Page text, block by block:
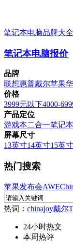
笔记本电脑品牌大全
笔记本电脑报价
品牌
联想惠普戴尔苹果
价格
3999元以下4000-
产品定位
游戏本二合一笔记本
屏幕尺寸
13英寸14英寸15英寸
热门搜索
苹果发布会AWE
热词： chinajoy戴尔
24小时热文
本周热评